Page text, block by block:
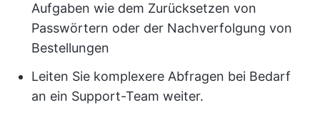
Aufgaben wie dem Zurücksetzen von
Passwörtern oder der Nachverfolgung von
Bestellungen
Leiten Sie komplexere Abfragen bei Bedarf
an ein Support-Team weiter.